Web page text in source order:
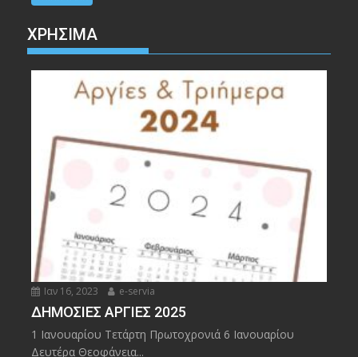
ΧΡΉΣΙΜΑ
Ιαν 16, 2023 e-servia
ΔΗΜΟΣΙΕΣ ΑΡΓΙΕΣ 2025
1 Ιανουαρίου Τετάρτη Πρωτοχρονιά 6 Ιανουαρίου
Δευτέρα Θεοφάνεια...